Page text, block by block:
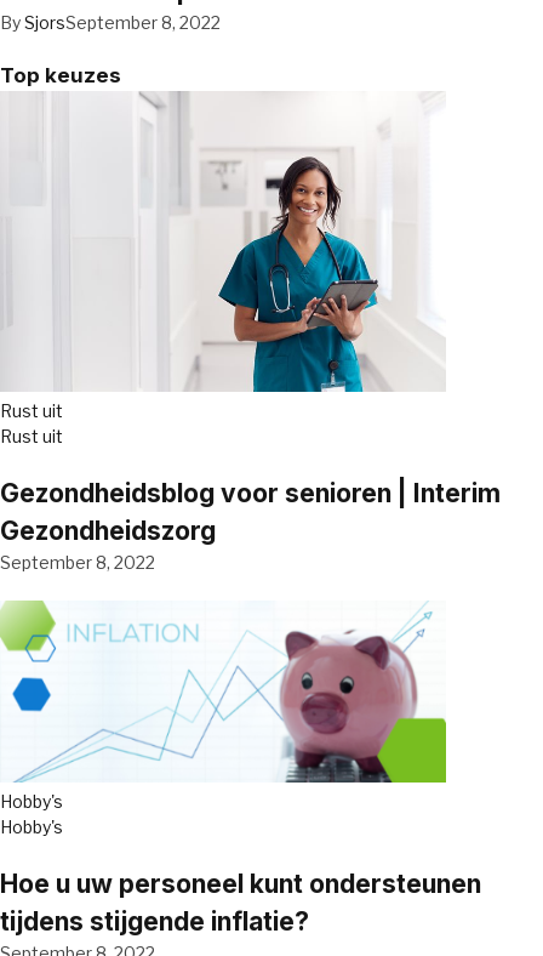
BySjorsSeptember 8, 2022
Top keuzes
Rust uit
Rust uit
Gezondheidsblog voor senioren | Interim
Gezondheidszorg
September 8, 2022
Hobby's
Hobby's
Hoe u uw personeel kunt ondersteunen
tijdens stijgende inflatie?